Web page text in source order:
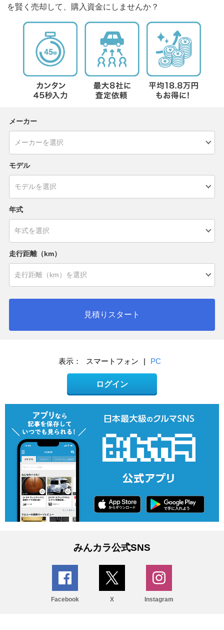
を賢く売却して、購入資金にしませんか？
メーカー
モデル
年式
走行距離（km）
見積りスタート
表示： スマートフォン | PC
ログイン
みんカラ公式SNS
Facebook X Instagram